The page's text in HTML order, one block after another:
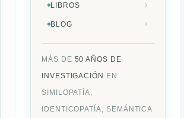
LIBROS
BLOG
MÁS DE 50 AÑOS DE
INVESTIGACIÓN EN
SIMILOPATÍA,
IDENTICOPATÍA, SEMÁNTICA